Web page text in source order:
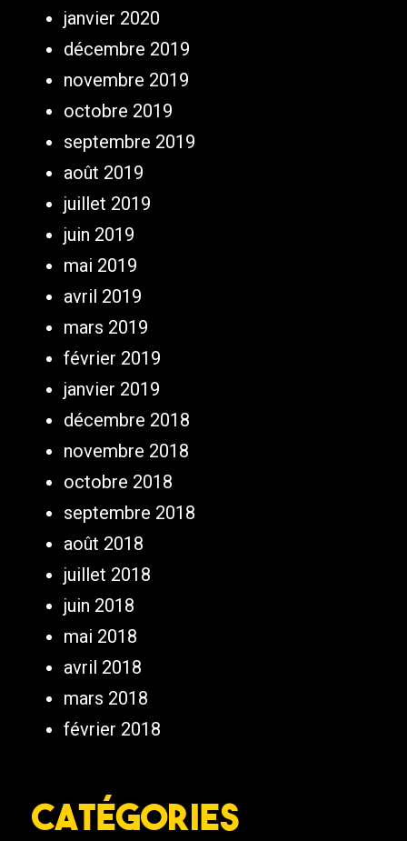
janvier 2020
décembre 2019
novembre 2019
octobre 2019
septembre 2019
août 2019
juillet 2019
juin 2019
mai 2019
avril 2019
mars 2019
février 2019
janvier 2019
décembre 2018
novembre 2018
octobre 2018
septembre 2018
août 2018
juillet 2018
juin 2018
mai 2018
avril 2018
mars 2018
février 2018
Catégories